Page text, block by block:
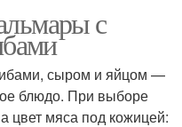
с
сыром и яйцом —
блюдо. При выборе
цвет мяса под кожицей: